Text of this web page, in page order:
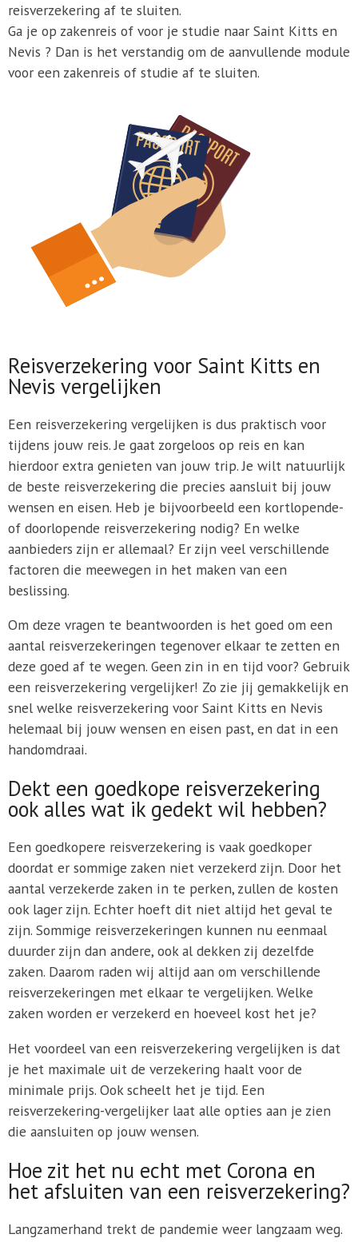
reisverzekering af te sluiten.
Ga je op zakenreis of voor je studie naar Saint Kitts en
Nevis ? Dan is het verstandig om de aanvullende module
voor een zakenreis of studie af te sluiten.
Reisverzekering voor Saint Kitts en
Nevis vergelijken
Een reisverzekering vergelijken is dus praktisch voor
tijdens jouw reis. Je gaat zorgeloos op reis en kan
hierdoor extra genieten van jouw trip. Je wilt natuurlijk
de beste reisverzekering die precies aansluit bij jouw
wensen en eisen. Heb je bijvoorbeeld een kortlopende-
of doorlopende reisverzekering nodig? En welke
aanbieders zijn er allemaal? Er zijn veel verschillende
factoren die meewegen in het maken van een
beslissing.
Om deze vragen te beantwoorden is het goed om een
aantal reisverzekeringen tegenover elkaar te zetten en
deze goed af te wegen. Geen zin in en tijd voor? Gebruik
een reisverzekering vergelijker! Zo zie jij gemakkelijk en
snel welke reisverzekering voor Saint Kitts en Nevis
helemaal bij jouw wensen en eisen past, en dat in een
handomdraai.
Dekt een goedkope reisverzekering
ook alles wat ik gedekt wil hebben?
Een goedkopere reisverzekering is vaak goedkoper
doordat er sommige zaken niet verzekerd zijn. Door het
aantal verzekerde zaken in te perken, zullen de kosten
ook lager zijn. Echter hoeft dit niet altijd het geval te
zijn. Sommige reisverzekeringen kunnen nu eenmaal
duurder zijn dan andere, ook al dekken zij dezelfde
zaken. Daarom raden wij altijd aan om verschillende
reisverzekeringen met elkaar te vergelijken. Welke
zaken worden er verzekerd en hoeveel kost het je?
Het voordeel van een reisverzekering vergelijken is dat
je het maximale uit de verzekering haalt voor de
minimale prijs. Ook scheelt het je tijd. Een
reisverzekering-vergelijker laat alle opties aan je zien
die aansluiten op jouw wensen.
Hoe zit het nu echt met Corona en
het afsluiten van een reisverzekering?
Langzamerhand trekt de pandemie weer langzaam weg.